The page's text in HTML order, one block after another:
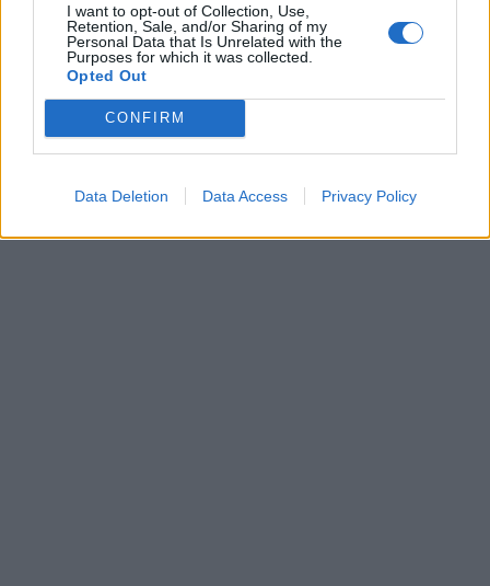
I want to opt-out of Collection, Use,
Retention, Sale, and/or Sharing of my
Personal Data that Is Unrelated with the
Purposes for which it was collected.
Opted Out
CONFIRM
Data Deletion Data Access Privacy Policy